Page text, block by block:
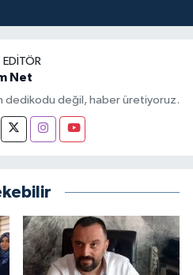
Net
dedikodu değil, haber üretiyoruz.